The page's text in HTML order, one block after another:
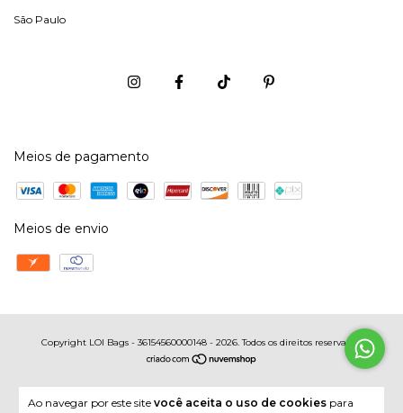
Ao navegar por este site você aceita o uso de cookies para
São Paulo
Meios de pagamento
Meios de envio
Copyright LOI Bags - 36154560000148 - 2026. Todos os direitos reservados.